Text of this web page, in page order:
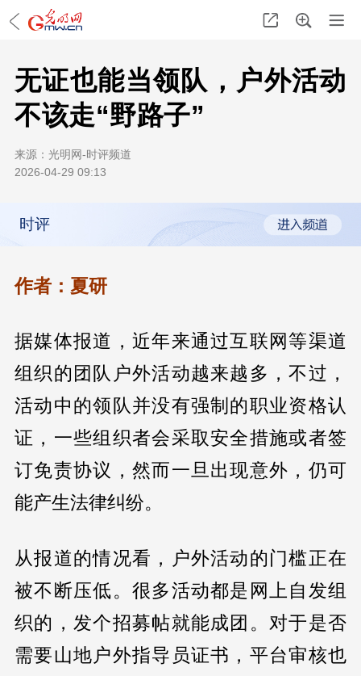
无证也能当领队，户外活动
不该走“野路子”
来源： 光明网-时评频道
2026-04-29 09:13
时评
作者：夏研
据媒体报道，近年来通过互联网等渠道
组织的团队户外活动越来越多，不过，
活动中的领队并没有强制的职业资格认
证，一些组织者会采取安全措施或者签
订免责协议，然而一旦出现意外，仍可
能产生法律纠纷。
从报道的情况看，户外活动的门槛正在
被不断压低。很多活动都是网上自发组
织的，发个招募帖就能成团。对于是否
需要山地户外指导员证书，平台审核也